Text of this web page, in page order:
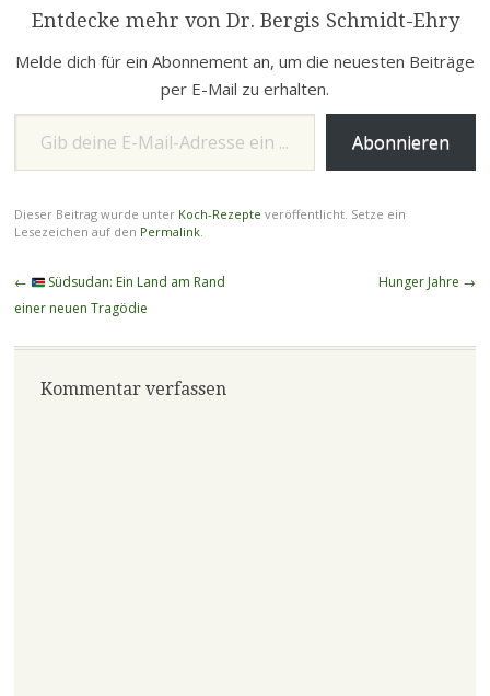
Nussöl 100 ml Granatapfel-
Entdecke mehr von Dr. Bergis Schmidt-Ehry
Melde dich für ein Abonnement an, um die neuesten Beiträge
per E-Mail zu erhalten.
Gib deine E-Mail-Adresse ein ...
Abonnieren
Dieser Beitrag wurde unter Koch-Rezepte veröffentlicht. Setze ein
Lesezeichen auf den Permalink.
Beitragsnavigation
←
Südsudan: Ein Land am Rand
einer neuen Tragödie
Hunger Jahre →
Kommentar verfassen